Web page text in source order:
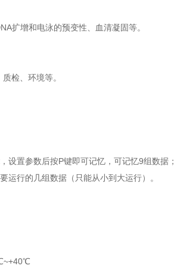
扩增和电泳的预变性、血清凝固等。
检、环境等。
设置参数后按P键即可记忆，可记忆9组数据；
运行的几组数据（只能从小到大运行）。